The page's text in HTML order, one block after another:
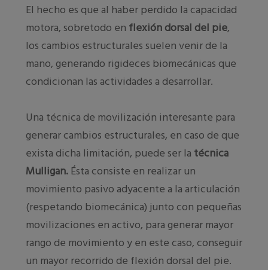
El hecho es que al haber perdido la capacidad
motora, sobretodo en flexión dorsal del pie,
los cambios estructurales suelen venir de la
mano, generando rigideces biomecánicas que
condicionan las actividades a desarrollar.
Una técnica de movilización interesante para
generar cambios estructurales, en caso de que
exista dicha limitación, puede ser la técnica
Mulligan.Ésta consiste en realizar un
movimiento pasivo adyacente a la articulación
(respetando biomecánica) junto con pequeñas
movilizaciones en activo, para generar mayor
rango de movimiento y en este caso, conseguir
un mayor recorrido de flexión dorsal del pie.